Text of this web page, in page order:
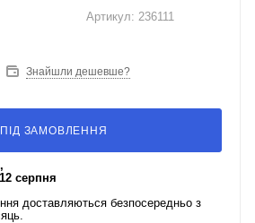
Артикул: 236111
Знайшли дешевше?
ПІД ЗАМОВЛЕННЯ
серпня
доставляються безпосередньо з